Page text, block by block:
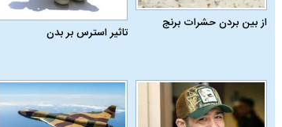
از بین بردن حشرات برنج
تاثیر استرس بر بدن
پیشنهاد ۱۳۲میلیاردی رامین رضاییان به
استقلال
بازگشت اندونگ به
هافبک گابنی در